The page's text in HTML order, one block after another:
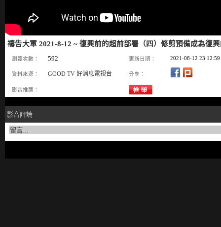
禱告大軍 2021-8-12 ~ 復興前的超前部署（四）修剪預備成為復
瀏覽次數： 592 更新日期： 2021-08-12 23:12:59
資料來源： GOOD TV 好消息電視台 分享：
影音推薦：
影音評論